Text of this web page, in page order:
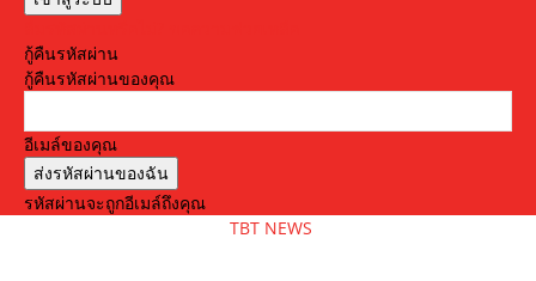
กู้คืนรหัสผ่าน
กู้คืนรหัสผ่านของคุณ
อีเมล์ของคุณ
รหัสผ่านจะถูกอีเมล์ถึงคุณ
TBT NEWS